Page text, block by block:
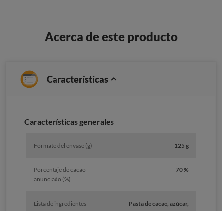
Acerca de este producto
Características
Características generales
Formato del envase (g) 125 g
Porcentaje de cacao
anunciado (%)
70 %
Lista de ingredientes
Pasta de cacao, azúcar,